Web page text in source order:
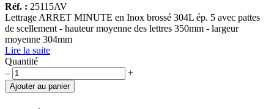
Réf. : 25115AV
Lettrage ARRET MINUTE en Inox brossé 304L ép. 5 avec pattes
de scellement - hauteur moyenne des lettres 350mm - largeur
moyenne 304mm
Lire la suite
Quantité
quantité
de
Lettrage
– +
Ajouter au panier